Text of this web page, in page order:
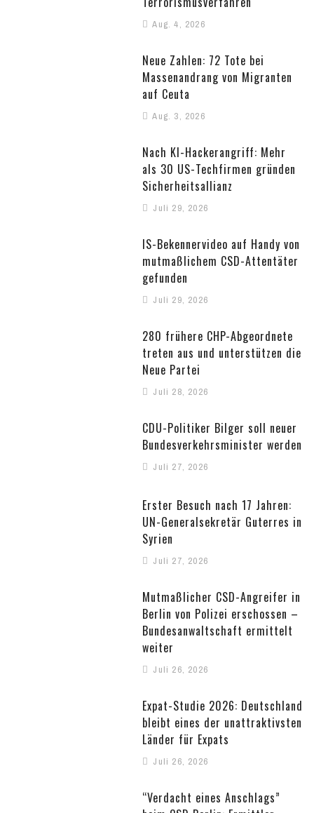
Aug. 4, 2026
Neue Zahlen: 72 Tote bei
Massenandrang von Migranten
auf Ceuta
Aug. 3, 2026
Nach KI-Hackerangriff: Mehr
als 30 US-Techfirmen gründen
Sicherheitsallianz
Juli 29, 2026
IS-Bekennervideo auf Handy von
mutmaßlichem CSD-Attentäter
gefunden
Juli 29, 2026
280 frühere CHP-Abgeordnete
treten aus und unterstützen die
Neue Partei
Juli 28, 2026
CDU-Politiker Bilger soll neuer
Bundesverkehrsminister werden
Juli 27, 2026
Erster Besuch nach 17 Jahren:
UN-Generalsekretär Guterres in
Syrien
Juli 27, 2026
Mutmaßlicher CSD-Angreifer in
Berlin von Polizei erschossen –
Bundesanwaltschaft ermittelt
weiter
Juli 26, 2026
Expat-Studie 2026: Deutschland
bleibt eines der unattraktivsten
Länder für Expats
Juli 26, 2026
“Verdacht eines Anschlags”